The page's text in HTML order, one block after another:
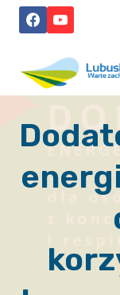
Przejdź